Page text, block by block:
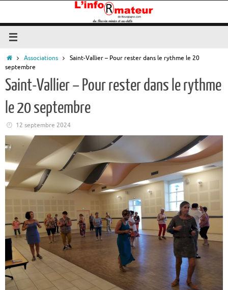
contenu
Accueil
Associations
Saint-Vallier – Pour rester dans le rythme le 20
septembre
Saint-Vallier – Pour rester dans le rythme
le 20 septembre
12 septembre 2024